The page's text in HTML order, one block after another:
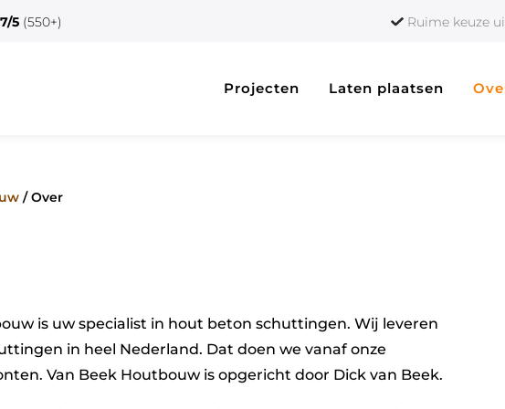
5 (550+) Ruime
Projecten Laten plaatsen
/Over
is uw specialist in hout beton schuttingen. Wij leveren
in heel Nederland. Dat doen we vanaf onze
Van Beek Houtbouw is opgericht door Dick van Beek.